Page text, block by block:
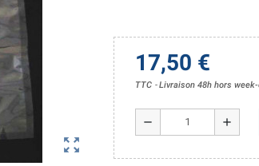
zoom_out_map
17,50 €
TTC Livraison 48h hors
remove add